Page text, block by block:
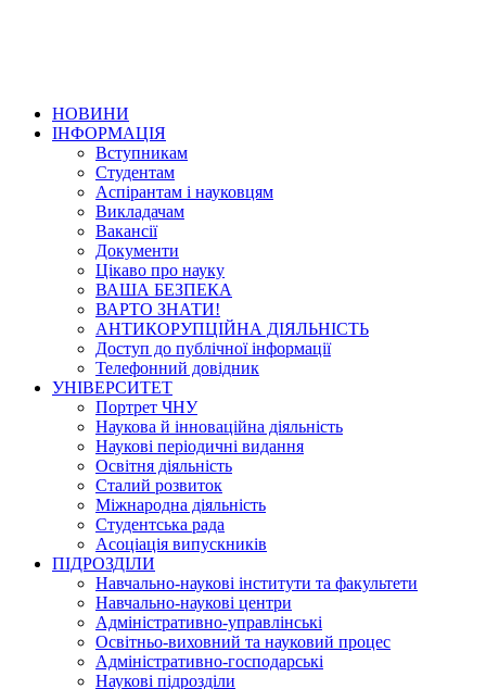
НОВИНИ
ІНФОРМАЦІЯ
Вступникам
Студентам
Аспірантам і науковцям
Викладачам
Вакансії
Документи
Цікаво про науку
ВАША БЕЗПЕКА
ВАРТО ЗНАТИ!
АНТИКОРУПЦІЙНА ДІЯЛЬНІСТЬ
Доступ до публічної інформації
Телефонний довідник
УНІВЕРСИТЕТ
Портрет ЧНУ
Наукова й інноваційна діяльність
Наукові періодичні видання
Освітня діяльність
Сталий розвиток
Міжнародна діяльність
Студентська рада
Асоціація випускників
ПІДРОЗДІЛИ
Навчально-наукові інститути та факультети
Навчально-наукові центри
Адміністративно-управлінські
Освітньо-виховний та науковий процес
Адміністративно-господарські
Наукові підрозділи